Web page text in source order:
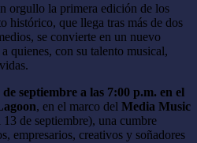
orgullo la primera edición de los
histórico, que llega tras más de dos
se convierte en un nuevo
quienes, con su talento musical,
de septiembre a las 7:00 p.m. en el
, en el marco del Media Music
13 de septiembre), una cumbre
empresarios, creativos y soñadores